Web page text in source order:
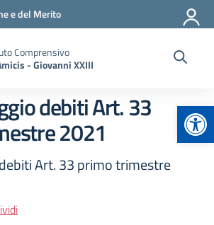
e del Merito
Comprensivo
- Giovanni XXIII
debiti Art. 33
2021
Art. 33 primo trimestre